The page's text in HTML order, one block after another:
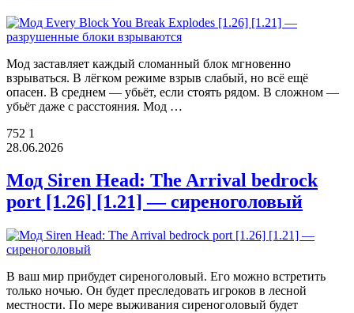
Мод заставляет каждый сломанный блок мгновенно
взрываться. В лёгком режиме взрыв слабый, но всё ещё
опасен. В среднем — убьёт, если стоять рядом. В сложном —
убьёт даже с расстояния. Мод …
752 1
28.06.2026
Мод Siren Head: The Arrival bedrock
port [1.26] [1.21] — сиреноголовый
В ваш мир прибудет сиреноголовый. Его можно встретить
только ночью. Он будет преследовать игроков в лесной
местности. По мере выживания сиреноголовый будет